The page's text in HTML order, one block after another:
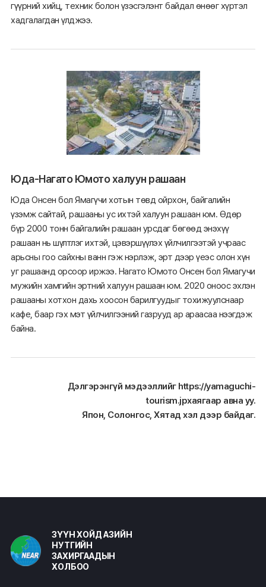
гүүрний хийц, техник болон үзэсгэлэнт байдал өнөөг хүртэл
хадгалагдан үлджээ.
Юда-Нагато Юмото халуун рашаан
Юда Онсен бол Ямагүчи хотын төвд ойрхон, байгалийн
үзэмж сайтай, рашааны ус ихтэй халуун рашаан юм. Өдөр
бүр 2000 тонн байгалийн рашаан урсдаг бөгөөд энэхүү
рашаан нь шүлтлэг ихтэй, цэвэршүүлэх үйлчилгээтэй учраас
арьсны гоо сайхны ванн гэж нэрлэж, эрт дээр үеэс олон хүн
уг рашаанд орсоор иржээ. Нагато Юмото Онсен бол Ямагучи
мужийн хамгийн эртний халуун рашаан юм. 2020 оноос эхлэн
рашааны хотхон дахь хоосон барилгуудыг тохижуулснаар
кафе, баар гэх мэт үйлчилгээний газрууд ар араасаа нээгдэж
байна.
Дэлгэрэнгүй мэдээллийг https://yamaguchi-
tourism.jpхаягаар авна уу.
Япон, Солонгос, Хятад хэл дээр байдаг.
ЗҮҮН ХОЙД АЗИЙН
НУТГИЙН
ЗАХИРГААДЫН
ХОЛБОО